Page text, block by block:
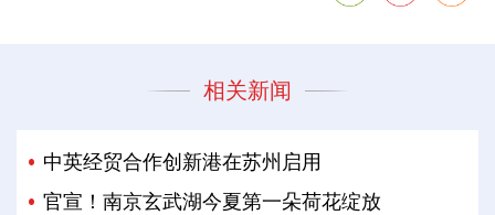
相关新闻
中英经贸合作创新港在苏州启用
官宣！南京玄武湖今夏第一朵荷花绽放